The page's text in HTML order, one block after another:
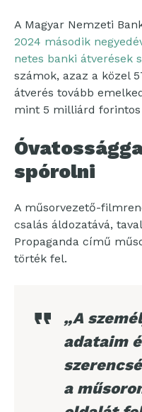
A Magyar Nemzeti
2024 második
netes banki átverések
számok, azaz a közel
átverés tovább
mint 5 milliárd
spórolni
A műsorvezető-
csalás áldozatává,
Propaganda című
törték fel.
„A
adataim
a